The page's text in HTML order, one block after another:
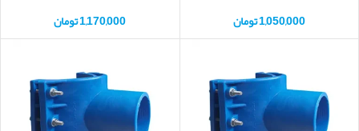
1,050,000تومان
1,170,000تومان